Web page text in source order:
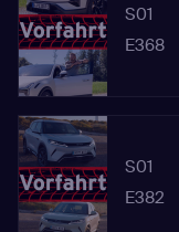
S01
E368
S01
E382